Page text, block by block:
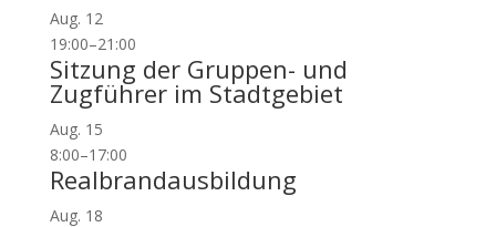
Aug. 12
19:00–21:00
Sitzung der Gruppen- und
Zugführer im Stadtgebiet
Aug. 15
8:00–17:00
Realbrandausbildung
Aug. 18